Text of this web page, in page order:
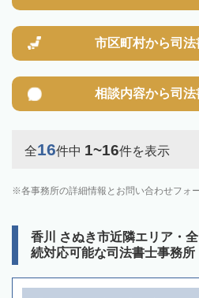
市区町村から司法
相談内容から司法
全16件中 1~16件を表示
各事務所の詳細情報とお問い合わせフォ
香川 さぬき市近隣エリア・
続対応可能な司法書士事務所